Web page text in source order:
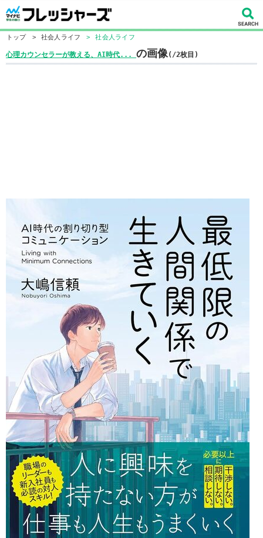
トップ > 社会人ライフ > 社会人ライフ
心理カウンセラーが教える、AI時代... の画像(/2枚目)